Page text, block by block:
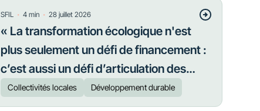
SFIL ・4 min ・28 juillet 2026
« La transformation écologique n'est
plus seulement un défi de financement :
c’est aussi un défi d’articulation des
priorités »
Collectivités locales Développement durable